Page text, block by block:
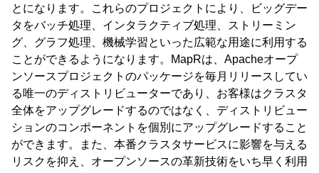
とになります。これらのプロジェクトにより、ビッグデー
タをバッチ処理、インタラクティブ処理、ストリーミン
グ、グラフ処理、機械学習といった広範な用途に利用する
ことができるようになります。MapRは、Apacheオープ
ンソースプロジェクトのパッケージを毎月リリースしてい
る唯一のディストリビューターであり、お客様はクラスタ
全体をアップグレードするのではなく、ディストリビュー
ションのコンポーネントを個別にアップグレードすること
ができます。また、本番クラスタサービスに影響を与える
リスクを抑え、オープンソースの革新技術をいち早く利用